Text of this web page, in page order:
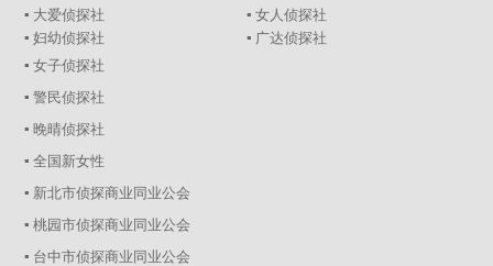
▪ 大爱侦探社
▪ 女人侦探社
▪ 妇幼侦探社
▪ 广达侦探社
▪ 女子侦探社
▪ 警民侦探社
▪ 晚晴侦探社
▪ 全国新女性
▪ 新北市侦探商业同业公会
▪ 桃园市侦探商业同业公会
▪ 台中市侦探商业同业公会